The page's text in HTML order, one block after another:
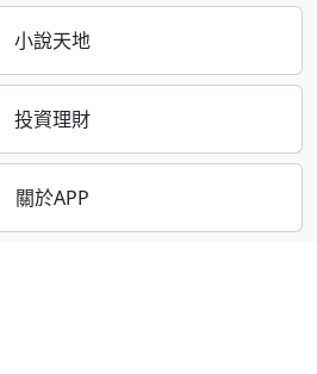
小說天地
投資理財
關於APP